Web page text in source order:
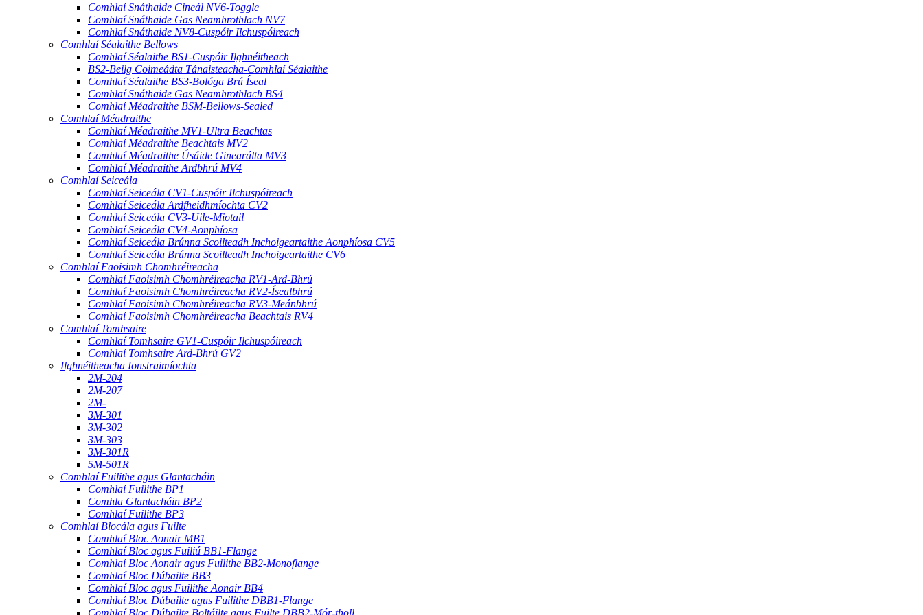
Comhlaí Snáthaide Cineál NV6-Toggle
Comhlaí Snáthaide Gas Neamhrothlach NV7
Comhlaí Snáthaide NV8-Cuspóir Ilchuspóireach
Comhlaí Séalaithe Bellows
Comhlaí Séalaithe BS1-Cuspóir Ilghnéitheach
BS2-Beilg Coimeádta Tánaisteacha-Comhlaí Séalaithe
Comhlaí Séalaithe BS3-Bológa Brú Íseal
Comhlaí Snáthaide Gas Neamhrothlach BS4
Comhlaí Méadraithe BSM-Bellows-Sealed
Comhlaí Méadraithe
Comhlaí Méadraithe MV1-Ultra Beachtas
Comhlaí Méadraithe Beachtais MV2
Comhlaí Méadraithe Úsáide Ginearálta MV3
Comhlaí Méadraithe Ardbhrú MV4
Comhlaí Seiceála
Comhlaí Seiceála CV1-Cuspóir Ilchuspóireach
Comhlaí Seiceála Ardfheidhmíochta CV2
Comhlaí Seiceála CV3-Uile-Miotail
Comhlaí Seiceála CV4-Aonphíosa
Comhlaí Seiceála Brúnna Scoilteadh Inchoigeartaithe Aonphíosa CV5
Comhlaí Seiceála Brúnna Scoilteadh Inchoigeartaithe CV6
Comhlaí Faoisimh Chomhréireacha
Comhlaí Faoisimh Chomhréireacha RV1-Ard-Bhrú
Comhlaí Faoisimh Chomhréireacha RV2-Ísealbhrú
Comhlaí Faoisimh Chomhréireacha RV3-Meánbhrú
Comhlaí Faoisimh Chomhréireacha Beachtais RV4
Comhlaí Tomhsaire
Comhlaí Tomhsaire GV1-Cuspóir Ilchuspóireach
Comhlaí Tomhsaire Ard-Bhrú GV2
Ilghnéitheacha Ionstraimíochta
2M-204
2M-207
2M-
3M-301
3M-302
3M-303
3M-301R
5M-501R
Comhlaí Fuilithe agus Glantacháin
Comhlaí Fuilithe BP1
Comhla Glantacháin BP2
Comhlaí Fuilithe BP3
Comhlaí Blocála agus Fuilte
Comhlaí Bloc Aonair MB1
Comhlaí Bloc agus Fuiliú BB1-Flange
Comhlaí Bloc Aonair agus Fuilithe BB2-Monoflange
Comhlaí Bloc Dúbailte BB3
Comhlaí Bloc agus Fuilithe Aonair BB4
Comhlaí Bloc Dúbailte agus Fuilithe DBB1-Flange
Comhlaí Bloc Dúbailte Boltáilte agus Fuilte DBB2-Mór-tholl